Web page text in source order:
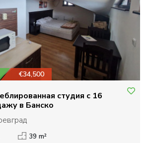
€34,500
студия с 16
в Банско
39 m²